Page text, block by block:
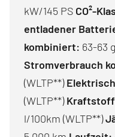
kW/145 PS CO²-
entladener
kombiniert: 63-63
Stromverbrauch
(WLTP**)
(WLTP**)
l/100km (WLTP**)